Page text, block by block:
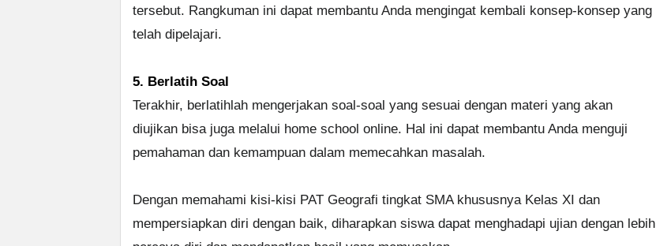
tersebut. Rangkuman ini dapat membantu Anda mengingat kembali konsep-konsep yang
telah dipelajari.
5. Berlatih Soal
Terakhir, berlatihlah mengerjakan soal-soal yang sesuai dengan materi yang akan
diujikan bisa juga melalui home school online. Hal ini dapat membantu Anda menguji
pemahaman dan kemampuan dalam memecahkan masalah.
Dengan memahami kisi-kisi PAT Geografi tingkat SMA khususnya Kelas XI dan
mempersiapkan diri dengan baik, diharapkan siswa dapat menghadapi ujian dengan lebih